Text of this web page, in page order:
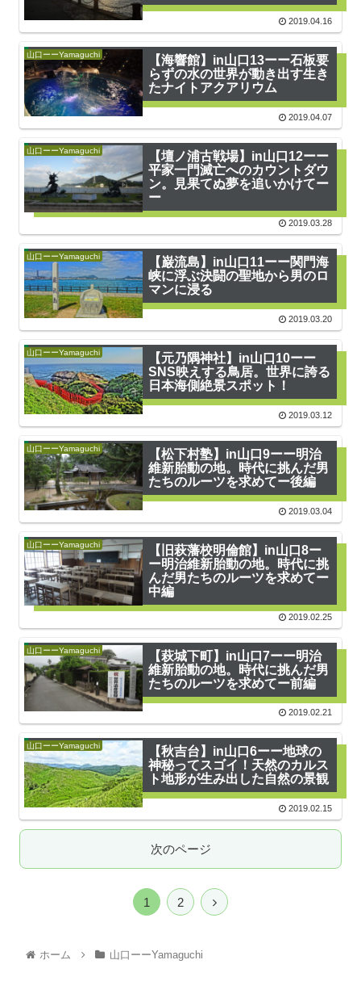
2019.04.16
山口ーーYamaguchi
【海響館】in山口13ーー石板要
らずの水の世界が動き出す生き
たナイトアクアリウム
2019.04.07
山口ーーYamaguchi
【壇ノ浦古戦場】in山口12ーー
平家一門滅亡へのカウントダウ
ン。見果てぬ夢を追いかけてー
ー
2019.03.28
山口ーーYamaguchi
【巌流島】in山口11ーー関門海
峡に浮ぶ決闘の聖地から男のロ
マンに浸る
2019.03.20
山口ーーYamaguchi
【元乃隅神社】in山口10ーー
SNS映えする鳥居。世界に誇る
日本海側絶景スポット！
2019.03.12
山口ーーYamaguchi
【松下村塾】in山口9ーー明治
維新胎動の地。時代に挑んだ男
たちのルーツを求めてー後編
2019.03.04
山口ーーYamaguchi
【旧萩藩校明倫館】in山口8ー
ー明治維新胎動の地。時代に挑
んだ男たちのルーツを求めてー
中編
2019.02.25
山口ーーYamaguchi
【萩城下町】in山口7ーー明治
維新胎動の地。時代に挑んだ男
たちのルーツを求めてー前編
2019.02.21
山口ーーYamaguchi
【秋吉台】in山口6ーー地球の
神秘ってスゴイ！天然のカルス
ト地形が生み出した自然の景観
2019.02.15
次のページ
1 2
ホーム 山口ーーYamaguchi